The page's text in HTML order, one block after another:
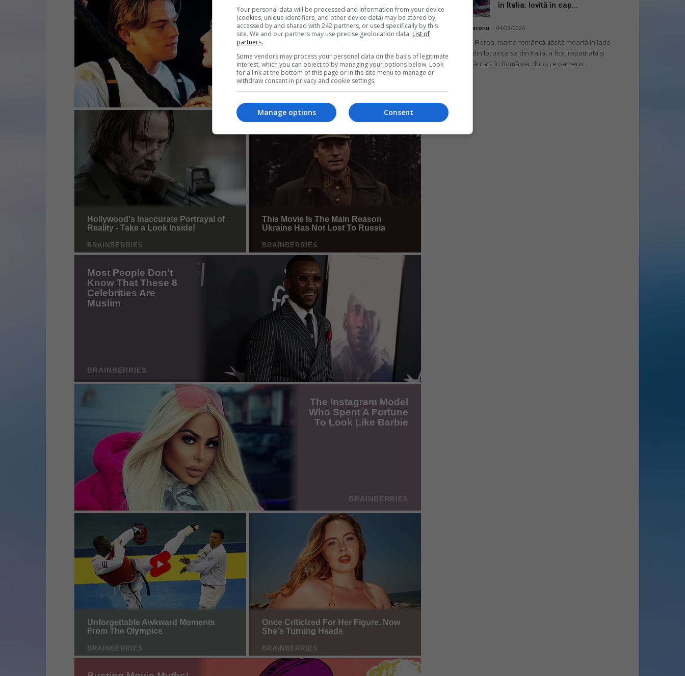
în Italia: lovită în cap...
Mihai Diaconu 04/08/2026
Daniela Florea, mama româncă găsită moartă în lada
patului din locuința sa din Italia, a fost repatriată și
înmormântată în România, după ce oamenii...
Your personal data will be processed and information from your device
(cookies, unique identifiers, and other device data) may be stored by,
accessed by and shared with 242 partners, or used specifically by this
site. We and our partners may use precise geolocation data. List of
partners.
Some vendors may process your personal data on the basis of legitimate
interest, which you can object to by managing your options below. Look
for a link at the bottom of this page or in the site menu to manage or
withdraw consent in privacy and cookie settings.
Consent
Manage options